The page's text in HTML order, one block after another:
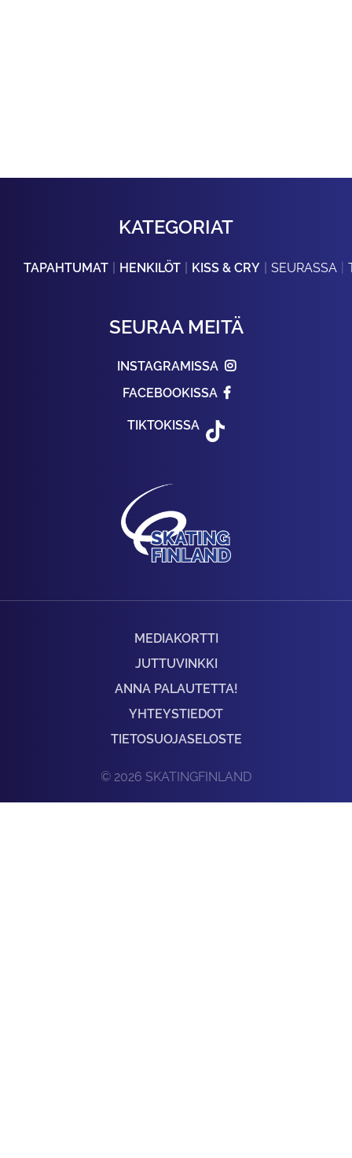
KATEGORIAT
TAPAHTUMAT HENKILÖT KISS & CRY SEURASSA
SEURAA MEITÄ
INSTAGRAMISSA
FACEBOOKISSA
TIKTOKISSA
MEDIAKORTTI
JUTTUVINKKI
ANNA PALAUTETTA!
YHTEYSTIEDOT
TIETOSUOJASELOSTE
© 2026 SKATINGFINLAND